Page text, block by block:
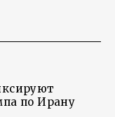
по Ирану